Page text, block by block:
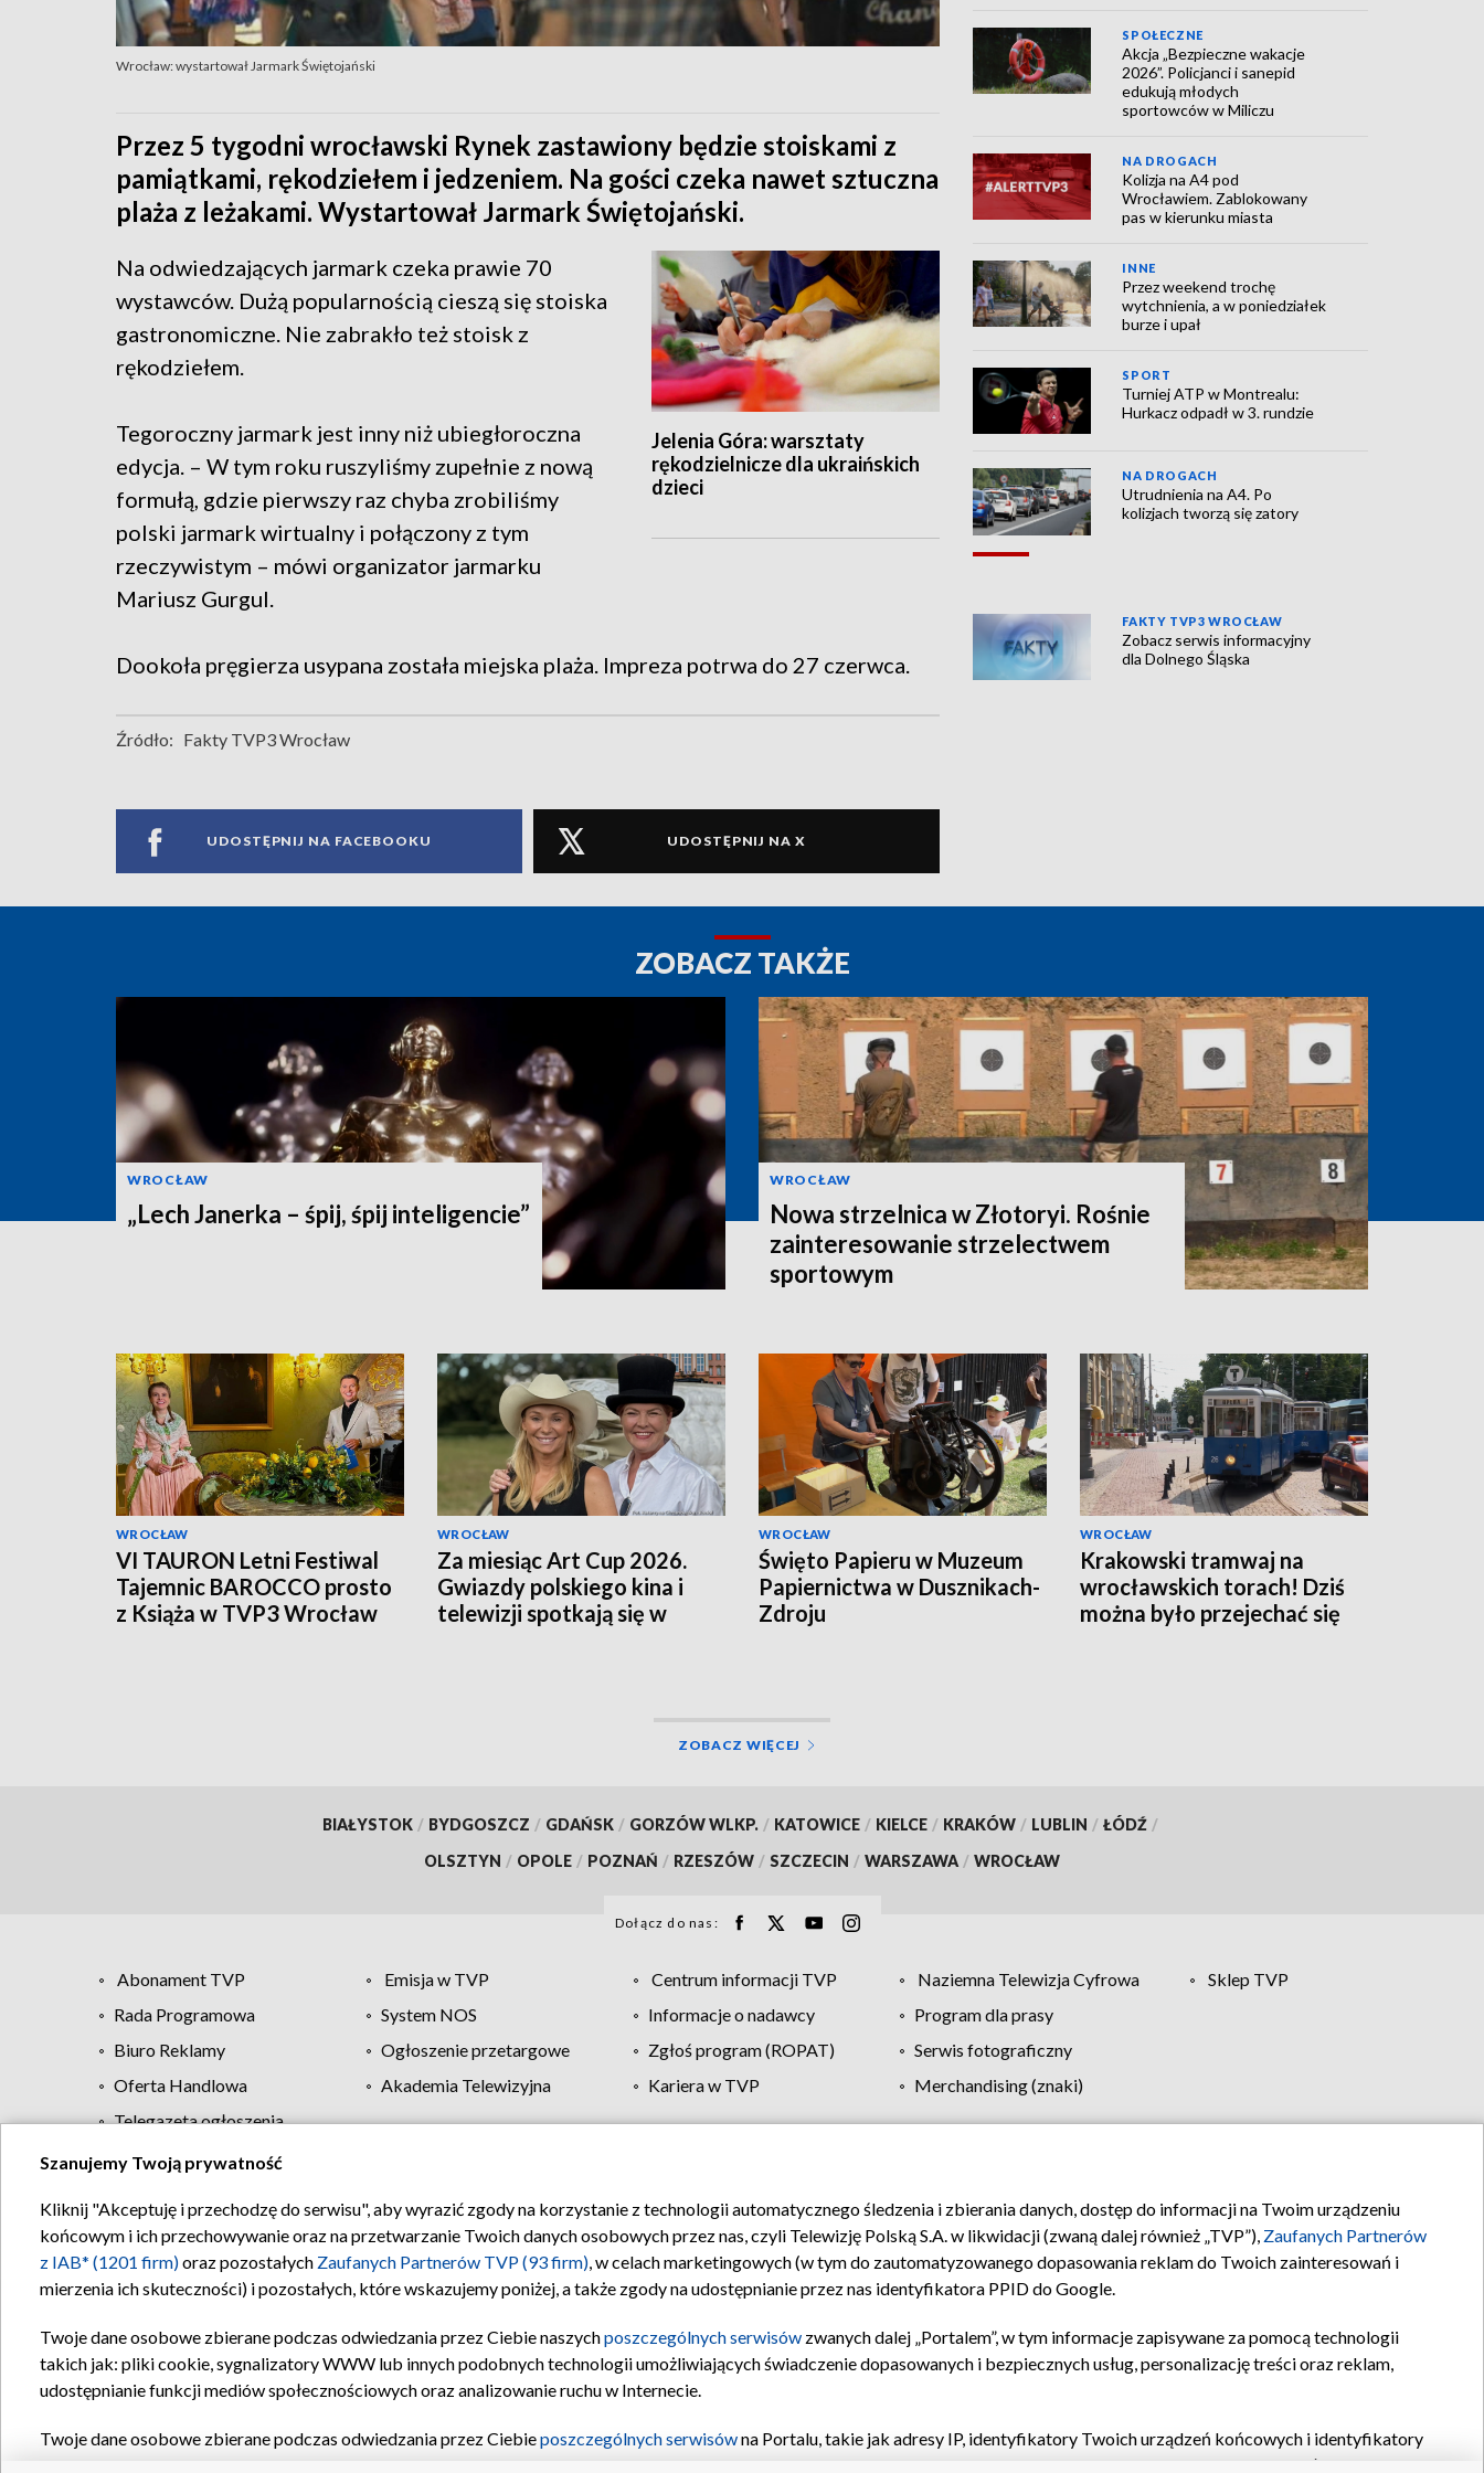
Wrocław: wystartował Jarmark Świętojański
Przez 5 tygodni wrocławski Rynek zastawiony będzie stoiskami z
pamiątkami, rękodziełem i jedzeniem. Na gości czeka nawet sztuczna
plaża z leżakami. Wystartował Jarmark Świętojański.
Jelenia Góra: warsztaty
rękodzielnicze dla ukraińskich
dzieci
Na odwiedzających jarmark czeka prawie 70
wystawców. Dużą popularnością cieszą się stoiska
gastronomiczne. Nie zabrakło też stoisk z
rękodziełem.
Tegoroczny jarmark jest inny niż ubiegłoroczna
edycja. – W tym roku ruszyliśmy zupełnie z nową
formułą, gdzie pierwszy raz chyba zrobiliśmy
polski jarmark wirtualny i połączony z tym
rzeczywistym – mówi organizator jarmarku
Mariusz Gurgul.
Dookoła pręgierza usypana została miejska plaża. Impreza potrwa do 27 czerwca.
Źródło: Fakty TVP3 Wrocław
UDOSTĘPNIJ NA FACEBOOKU UDOSTĘPNIJ NA X
SPOŁECZNE
Akcja „Bezpieczne wakacje
2026”. Policjanci i sanepid
edukują młodych
sportowców w Miliczu
NA DROGACH
Kolizja na A4 pod
Wrocławiem. Zablokowany
pas w kierunku miasta
INNE
Przez weekend trochę
wytchnienia, a w poniedziałek
burze i upał
SPORT
Turniej ATP w Montrealu:
Hurkacz odpadł w 3. rundzie
NA DROGACH
Utrudnienia na A4. Po
kolizjach tworzą się zatory
FAKTY TVP3 WROCŁAW
Zobacz serwis informacyjny
dla Dolnego Śląska
ZOBACZ TAKŻE
WROCŁAW
„Lech Janerka – śpij, śpij inteligencie”
WROCŁAW
Nowa strzelnica w Złotoryi. Rośnie
zainteresowanie strzelectwem
sportowym
WROCŁAW
VI TAURON Letni Festiwal
Tajemnic BAROCCO prosto
z Książa w TVP3 Wrocław
WROCŁAW
Za miesiąc Art Cup 2026.
Gwiazdy polskiego kina i
telewizji spotkają się w
WROCŁAW
Święto Papieru w Muzeum
Papiernictwa w Dusznikach-
Zdroju
WROCŁAW
Krakowski tramwaj na
wrocławskich torach! Dziś
można było przejechać się
ZOBACZ WIĘCEJ
BIAŁYSTOK / BYDGOSZCZ / GDAŃSK / GORZÓW WLKP. / KATOWICE / KIELCE / KRAKÓW / LUBLIN / ŁÓDŹ /
OLSZTYN / OPOLE / POZNAŃ / RZESZÓW / SZCZECIN / WARSZAWA / WROCŁAW
Dołącz do nas:
Abonament TVP Emisja w TVP Centrum informacji TVP Naziemna Telewizja Cyfrowa
Sklep TVP
Rada Programowa
System NOS Informacje o nadawcy
Program dla prasy
Biuro Reklamy
Ogłoszenie przetargowe Zgłoś program (ROPAT)
Serwis fotograficzny
Oferta Handlowa
Akademia Telewizyjna Kariera w TVP
Merchandising (znaki)
Telegazeta ogłoszenia
Regulamin TVP Polityka prywatności Moje zgody Pomoc Biuro reklamy Kontakt
Szanujemy Twoją prywatność
Kliknij "Akceptuję i przechodzę do serwisu", aby wyrazić zgody na korzystanie z technologii automatycznego śledzenia i zbierania danych, dostęp do informacji na Twoim urządzeniu
końcowym i ich przechowywanie oraz na przetwarzanie Twoich danych osobowych przez nas, czyli Telewizję Polską S.A. w likwidacji (zwaną dalej również „TVP”), Zaufanych Partnerów
z IAB* (1201 firm)oraz pozostałych Zaufanych Partnerów TVP (93 firm), w celach marketingowych (w tym do zautomatyzowanego dopasowania reklam do Twoich zainteresowań i
mierzenia ich skuteczności) i pozostałych, które wskazujemy poniżej, a także zgody na udostępnianie przez nas identyfikatora PPID do Google.
Twoje dane osobowe zbierane podczas odwiedzania przez Ciebie naszychposzczególnych serwisów zwanych dalej „Portalem”, w tym informacje zapisywane za pomocą technologii
takich jak: pliki cookie, sygnalizatory WWW lub innych podobnych technologii umożliwiających świadczenie dopasowanych i bezpiecznych usług, personalizację treści oraz reklam,
udostępnianie funkcji mediów społecznościowych oraz analizowanie ruchu w Internecie.
Twoje dane osobowe zbierane podczas odwiedzania przez Ciebieposzczególnych serwisówna Portalu, takie jak adresy IP, identyfikatory Twoich urządzeń końcowych i identyfikatory
oraz pozostałych